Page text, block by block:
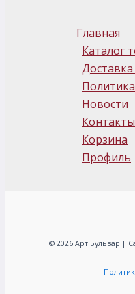
Главная
Каталог
Новости
Контакты
Корзина
Профиль
© 2026 Арт Бульвар |